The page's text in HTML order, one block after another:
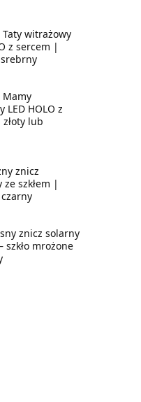
witrażowy
z sercem |
Mamy
LED HOLO z
lub
znicz
ze szkłem |
znicz solarny
szkło mrożone